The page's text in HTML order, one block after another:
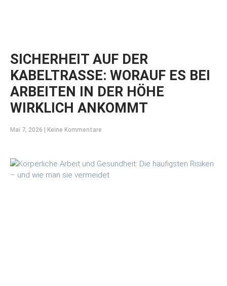
SICHERHEIT AUF DER
KABELTRASSE: WORAUF ES BEI
ARBEITEN IN DER HÖHE
WIRKLICH ANKOMMT
Mai 7, 2026 Keine Kommentare